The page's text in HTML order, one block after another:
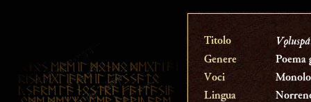
Titolo Vǫluspá
Genere
Poema
Voci
Lingua